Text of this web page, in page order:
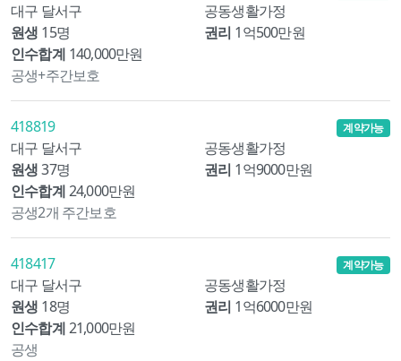
대구 달서구
공동생활가정
원생 15명 권리 1억500만원
인수합계 140,000만원
공생+주간보호
418819
대구 달서구
공동생활가정
원생 37명 권리 1억9000만원
인수합계24,000만원
계약가능
공생2개 주간보호
418417
대구 달서구
공동생활가정
원생 18명 권리 1억6000만원
인수합계21,000만원
계약가능
공생